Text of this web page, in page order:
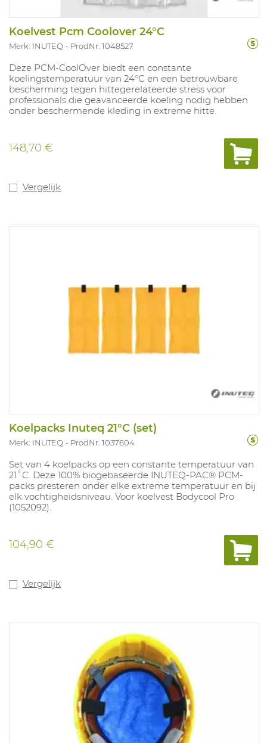
Koelvest Pcm Coolover 24°C
Merk: INUTEQ ProdNr. 1048527
Deze PCM‑CoolOver biedt een constante
koelingstemperatuur van 24°C en een betrouwbare
bescherming tegen hittegerelateerde stress voor
professionals die geavanceerde koeling nodig hebben
onder beschermende kleding in extreme hitte.
148,70 €
Vergelijk
Koelpacks Inuteq 21°C (set)
Merk: INUTEQ ProdNr. 1037604
Set van 4 koelpacks op een constante temperatuur van
21˚C. Deze 100% biogebaseerde INUTEQ-PAC® PCM-
packs presteren onder elke extreme temperatuur en bij
elk vochtigheidsniveau. Voor koelvest Bodycool Pro
(1052092).
104,90 €
Vergelijk